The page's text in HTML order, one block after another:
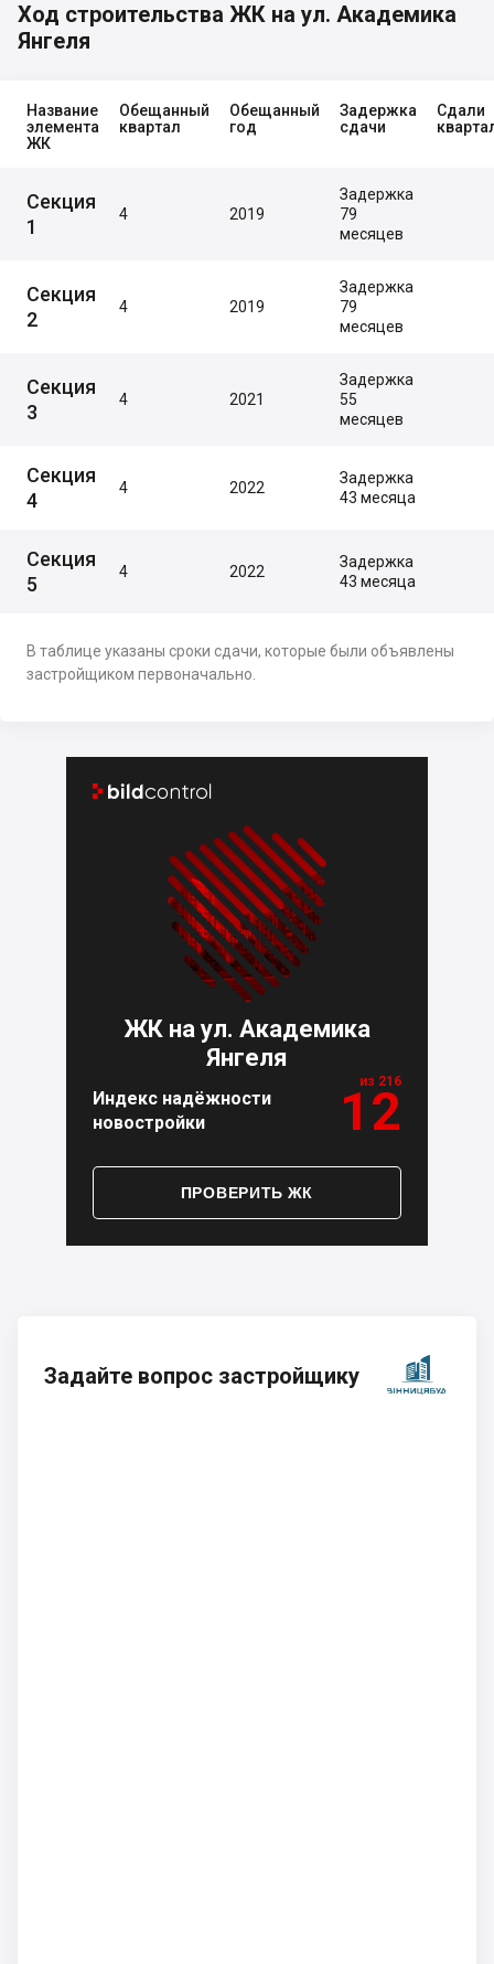
Ход строительства ЖК на ул. Академика
Янгеля
Название
элемента
ЖК
Обещанный
квартал
Обещанный
год
Задержка
сдачи
Сдали
Секция
1
4 2019
Задержка
79
месяцев
Секция
2
4 2019
Задержка
79
месяцев
Секция
3
4 2021
Задержка
55
месяцев
Секция
4
4 2022
Задержка
43 месяца
Секция
5
4 2022
Задержка
43 месяца
В таблице указаны сроки сдачи, которые были объявлены
застройщиком первоначально.
 
ЖК на ул. Академика
Янгеля
Индекс надёжности
новостройки
из 216
12
ПРОВЕРИТЬ ЖК
Задайте вопрос застройщику